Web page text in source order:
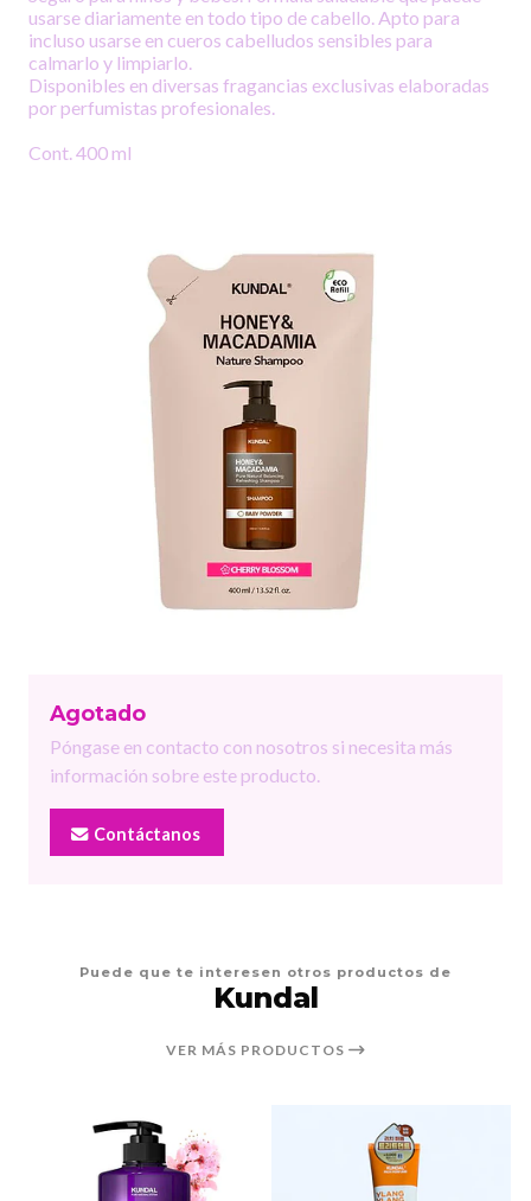
usarse diariamente en todo tipo de cabello. Apto para
incluso usarse en cueros cabelludos sensibles para
calmarlo y limpiarlo.
Disponibles en diversas fragancias exclusivas elaboradas
por perfumistas profesionales.
Cont. 400 ml
Agotado
Póngase en contacto con nosotros si necesita más
información sobre este producto.
Contáctanos
Puede que te interesen otros productos de
Kundal
VER MÁS PRODUCTOS